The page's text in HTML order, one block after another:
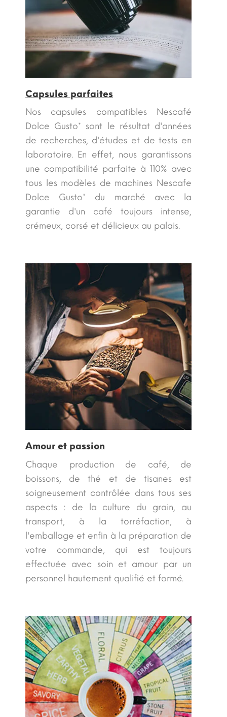
Capsules parfaites
Nos capsules compatibles Nescafé
Dolce Gusto* sont le résultat d'années
de recherches, d'études et de tests en
laboratoire. En effet, nous garantissons
une compatibilité parfaite à 110% avec
tous les modèles de machines Nescafe
Dolce Gusto* du marché avec la
garantie d'un café toujours intense,
crémeux, corsé et délicieux au palais.
Amour et passion
Chaque production de café, de
boissons, de thé et de tisanes est
soigneusement contrôlée dans tous ses
aspects : de la culture du grain, au
transport, à la torréfaction, à
l'emballage et enfin à la préparation de
votre commande, qui est toujours
effectuée avec soin et amour par un
personnel hautement qualifié et formé.